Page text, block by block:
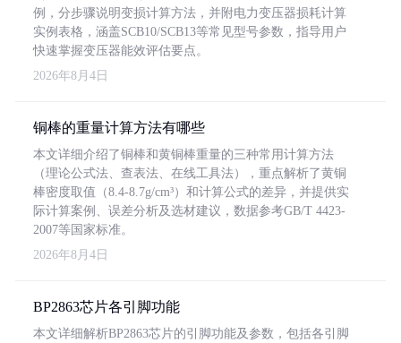
例，分步骤说明变损计算方法，并附电力变压器损耗计算
实例表格，涵盖SCB10/SCB13等常见型号参数，指导用户
快速掌握变压器能效评估要点。
2026年8月4日
铜棒的重量计算方法有哪些
本文详细介绍了铜棒和黄铜棒重量的三种常用计算方法
（理论公式法、查表法、在线工具法），重点解析了黄铜
棒密度取值（8.4-8.7g/cm³）和计算公式的差异，并提供实
际计算案例、误差分析及选材建议，数据参考GB/T 4423-
2007等国家标准。
2026年8月4日
BP2863芯片各引脚功能
本文详细解析BP2863芯片的引脚功能及参数，包括各引脚